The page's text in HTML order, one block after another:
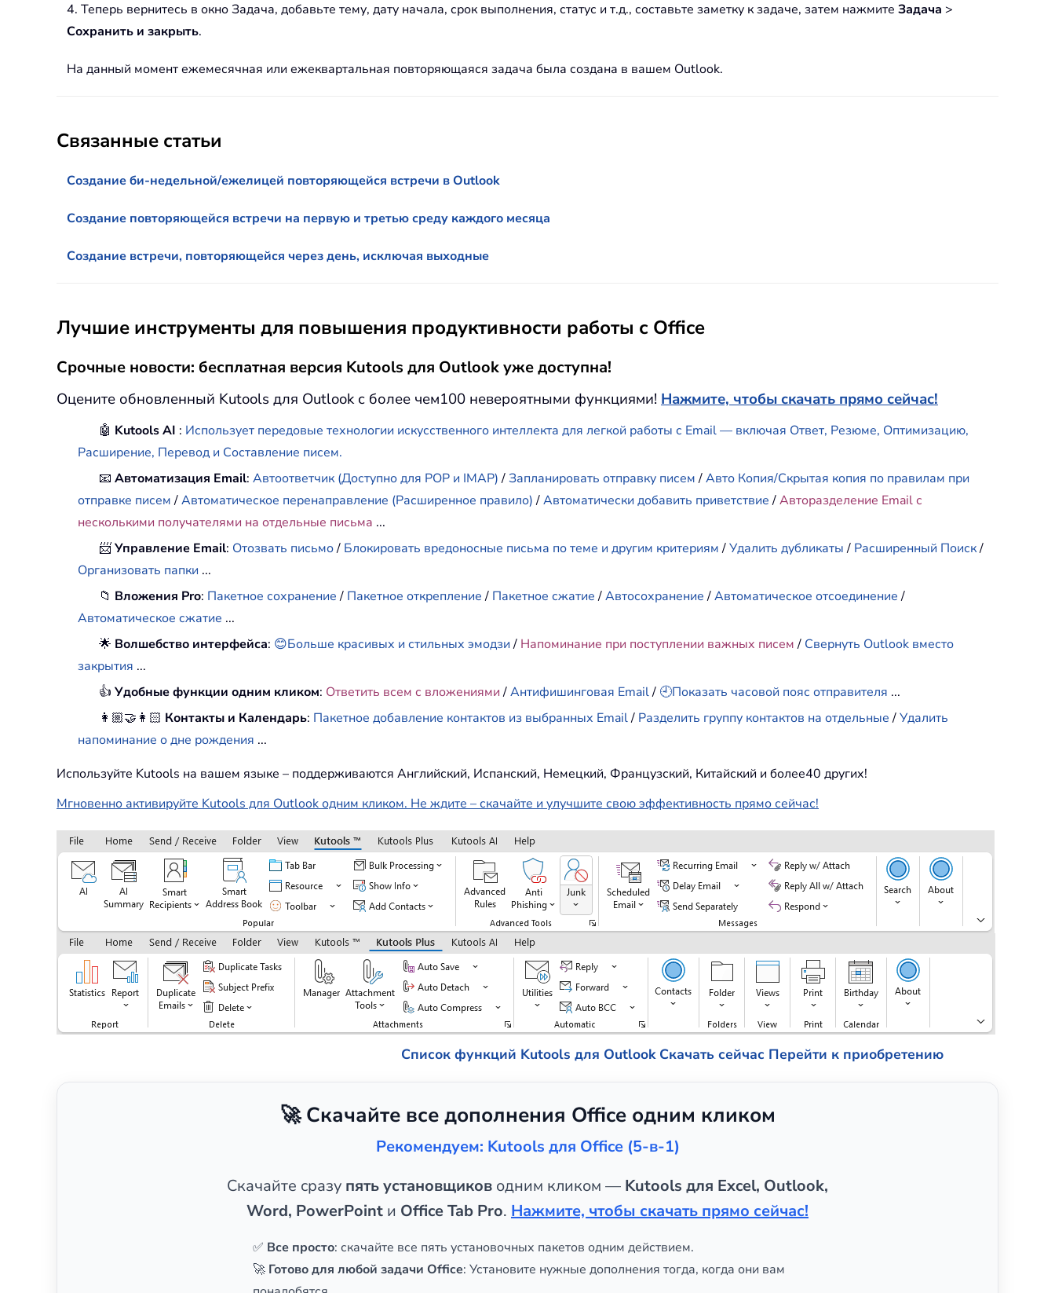
4. Теперь вернитесь в окно Задача, добавьте тему, дату начала, срок выполнения, статус и т.д., составьте заметку к задаче, затем нажмите Задача >
Сохранить и закрыть.
На данный момент ежемесячная или ежеквартальная повторяющаяся задача была создана в вашем Outlook.
Связанные статьи
Создание би-недельной/ежелицей повторяющейся встречи в Outlook
Создание повторяющейся встречи на первую и третью среду каждого месяца
Создание встречи, повторяющейся через день, исключая выходные
Лучшие инструменты для повышения продуктивности работы с Office
Срочные новости: бесплатная версия Kutools для Outlook уже доступна!
Оцените обновленный Kutools для Outlook с более чем100 невероятными функциями! Нажмите, чтобы скачать прямо сейчас!
🤖 Kutools AI : Использует передовые технологии искусственного интеллекта для легкой работы с Email — включая Ответ, Резюме, Оптимизацию,
Расширение, Перевод и Составление писем.
📧Автоматизация Email:Автоответчик (Доступно для POP и IMAP)/Запланировать отправку писем/Авто Копия/Скрытая копия по правилам при
отправке писем/Автоматическое перенаправление (Расширенное правило)/Автоматически добавить приветствие/Авторазделение Email с
несколькими получателями на отдельные письма ...
📨Управление Email: Отозвать письмо/ Блокировать вредоносные письма по теме и другим критериям/Удалить дубликаты/ Расширенный Поиск/
Организовать папки ...
📁 Вложения Pro: Пакетное сохранение/ Пакетное открепление/ Пакетное сжатие/Автосохранение/Автоматическое отсоединение/
Автоматическое сжатие ...
🌟 Волшебство интерфейса: 😊Больше красивых и стильных эмодзи/ Напоминание при поступлении важных писем/ Свернуть Outlook вместо
закрытия ...
👍Удобные функции одним кликом: Ответить всем с вложениями /Антифишинговая Email/ 🕘Показать часовой пояс отправителя ...
👩🏼‍🤝‍👩🏻 Контакты и Календарь: Пакетное добавление контактов из выбранных Email/ Разделить группу контактов на отдельные/Удалить
напоминание о дне рождения ...
Используйте Kutools на вашем языке – поддерживаются Английский, Испанский, Немецкий, Французский, Китайский и более40 других!
Мгновенно активируйте Kutools для Outlook одним кликом. Не ждите – скачайте и улучшите свою эффективность прямо сейчас!
Список функций Kutools для Outlook Скачать сейчас Перейти к приобретению
🚀 Скачайте все дополнения Office одним кликом
Рекомендуем: Kutools для Office (5-в-1)
Скачайте сразу пять установщиков одним кликом — Kutools для Excel, Outlook,
Word, PowerPoint и Office Tab Pro. Нажмите, чтобы скачать прямо сейчас!
✅ Все просто: скачайте все пять установочных пакетов одним действием.
🚀 Готово для любой задачи Office: Установите нужные дополнения тогда, когда они вам